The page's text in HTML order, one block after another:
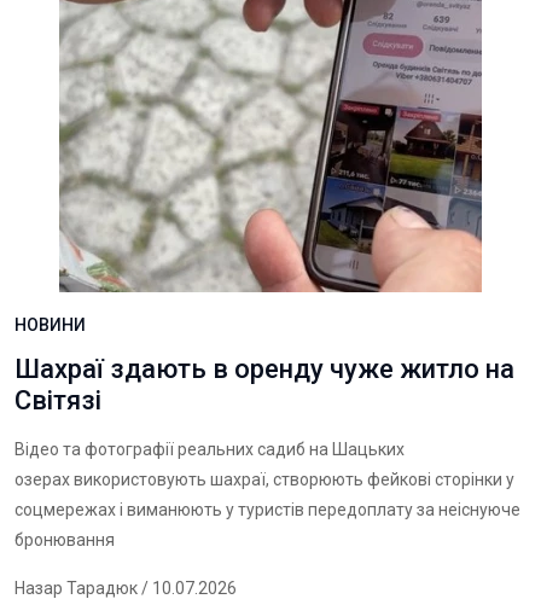
НОВИНИ
Шахраї здають в оренду чуже житло на
Світязі
Відео та фотографії реальних садиб на Шацьких
озерах використовують шахраї, створюють фейкові сторінки у
соцмережах і виманюють у туристів передоплату за неіснуюче
бронювання
Назар Тарадюк/ 10.07.2026